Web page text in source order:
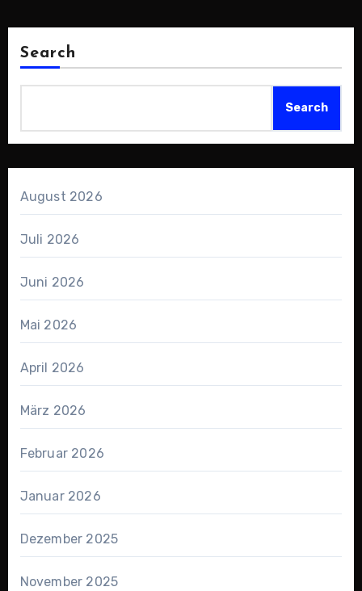
Beiträge
Search
Search
August 2026
Juli 2026
Juni 2026
Mai 2026
April 2026
März 2026
Februar 2026
Januar 2026
Dezember 2025
November 2025